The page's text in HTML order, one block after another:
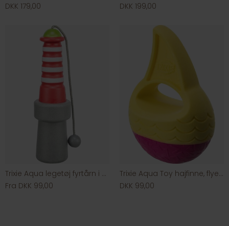
DKK 179,00
DKK 199,00
Trixie Aqua legetøj fyrtårn i TPR
Fra DKK 99,00
Trixie Aqua Toy hajfinne, flyende
DKK 99,00